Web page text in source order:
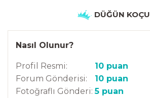
DÜĞÜN KOÇU
Nasıl Olunur?
Profil Resmi:
10 puan
Forum Gönderisi:
10 puan
Fotoğraflı Gönderi: 5 puan